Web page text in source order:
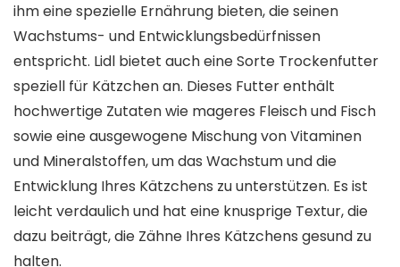
ihm eine spezielle Ernährung bieten, die seinen
Wachstums- und Entwicklungsbedürfnissen
entspricht. Lidl bietet auch eine Sorte Trockenfutter
speziell für Kätzchen an. Dieses Futter enthält
hochwertige Zutaten wie mageres Fleisch und Fisch
sowie eine ausgewogene Mischung von Vitaminen
und Mineralstoffen, um das Wachstum und die
Entwicklung Ihres Kätzchens zu unterstützen. Es ist
leicht verdaulich und hat eine knusprige Textur, die
dazu beiträgt, die Zähne Ihres Kätzchens gesund zu
halten.